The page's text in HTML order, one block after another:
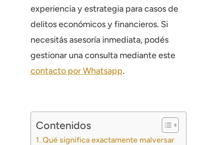
experiencia y estrategia para casos de
delitos económicos y financieros. Si
necesitás asesoría inmediata, podés
gestionar una consulta mediante este
contacto por Whatsapp.
Contenidos
Qué significa exactamente malversar